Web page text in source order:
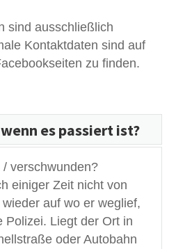
sind ausschließlich
Kontaktdaten sind auf
zu finden.
es passiert ist?
verschwunden?
einiger Zeit nicht von
auf wo er weglief,
Polizei. Liegt der Ort in
oder Autobahn